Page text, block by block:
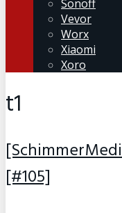
Sonoff
Vevor
Worx
Xiaomi
Xoro
t1
[#105]